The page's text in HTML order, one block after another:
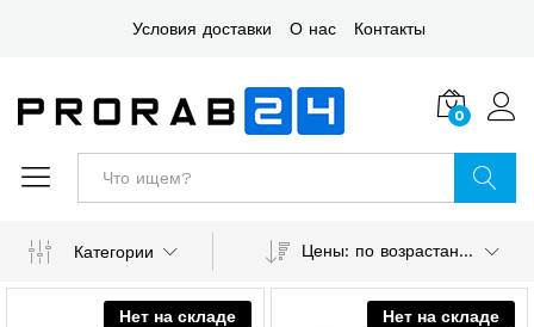
Условия доставки О нас Контакты
0
Категории
Цены: по возрастанию
Нет на складе Нет на складе